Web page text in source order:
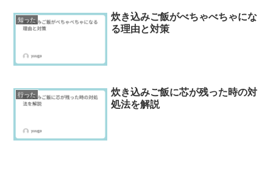
知った
炊き込みご飯がべちゃべちゃにな
る理由と対策
行った
炊き込みご飯に芯が残った時の対
処法を解説